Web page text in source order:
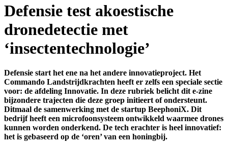
Defensie test akoestische
dronedetectie met
‘insectentechnologie’
Defensie start het ene na het andere innovatieproject. Het
Commando Landstrijdkrachten heeft er zelfs een speciale sectie
voor: de afdeling Innovatie. In deze rubriek belicht dit e-zine
bijzondere trajecten die deze groep initieert of ondersteunt.
Ditmaal de samenwerking met de startup BeephoniX. Dit
bedrijf heeft een microfoonsysteem ontwikkeld waarmee drones
kunnen worden onderkend. De tech erachter is heel innovatief:
het is gebaseerd op de ‘oren’ van een honingbij.